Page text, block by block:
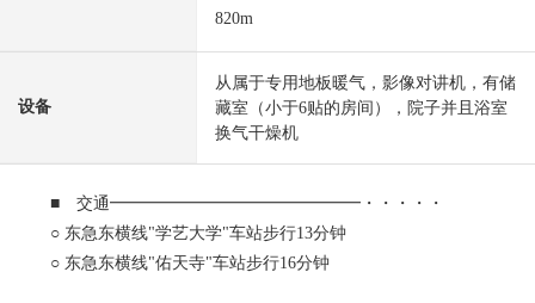
820m
设备
从属于专用地板暖气，影像对讲机，有储
藏室（小于6贴的房间），院子并且浴室
换气干燥机
■ 交通━━━━━━━━━━━━━━━・・・・・
○ 东急东横线"学艺大学"车站步行13分钟
○ 东急东横线"佑天寺"车站步行16分钟